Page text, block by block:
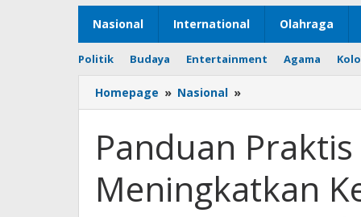
Nasional International Olahraga
Politik Budaya Entertainment Agama
Homepage » Nasional »
Praktis
untuk
Meningkatkan
Keterampilan
Digital
Panduan
Meningkatkan